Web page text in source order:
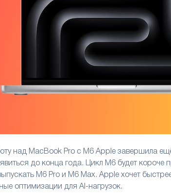
над MacBook Pro с M6 Apple завершила
до конца года. Цикл M6 будет короче
M6 Pro и M6 Max. Apple хочет
оптимизации для AI-нагрузок.